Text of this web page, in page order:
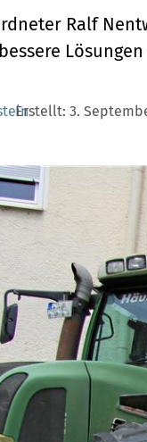
Ralf
Erstellt: 3.